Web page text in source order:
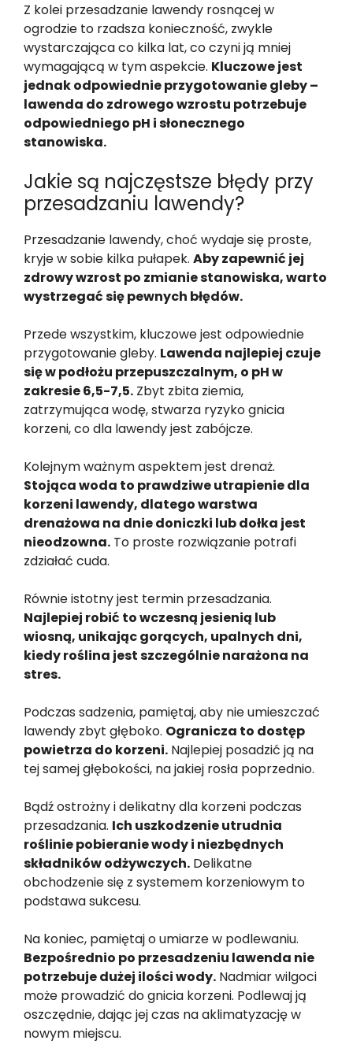
Z kolei przesadzanie lawendy rosnącej w
ogrodzie to rzadsza konieczność, zwykle
wystarczająca co kilka lat, co czyni ją mniej
wymagającą w tym aspekcie. Kluczowe jest
jednak odpowiednie przygotowanie gleby –
lawenda do zdrowego wzrostu potrzebuje
odpowiedniego pH i słonecznego
stanowiska.
Jakie są najczęstsze błędy przy
przesadzaniu lawendy?
Przesadzanie lawendy, choć wydaje się proste,
kryje w sobie kilka pułapek. Aby zapewnić jej
zdrowy wzrost po zmianie stanowiska, warto
wystrzegać się pewnych błędów.
Przede wszystkim, kluczowe jest odpowiednie
przygotowanie gleby. Lawenda najlepiej czuje
się w podłożu przepuszczalnym, o pH w
zakresie 6,5-7,5. Zbyt zbita ziemia,
zatrzymująca wodę, stwarza ryzyko gnicia
korzeni, co dla lawendy jest zabójcze.
Kolejnym ważnym aspektem jest drenaż.
Stojąca woda to prawdziwe utrapienie dla
korzeni lawendy, dlatego warstwa
drenażowa na dnie doniczki lub dołka jest
nieodzowna. To proste rozwiązanie potrafi
zdziałać cuda.
Równie istotny jest termin przesadzania.
Najlepiej robić to wczesną jesienią lub
wiosną, unikając gorących, upalnych dni,
kiedy roślina jest szczególnie narażona na
stres.
Podczas sadzenia, pamiętaj, aby nie umieszczać
lawendy zbyt głęboko. Ogranicza to dostęp
powietrza do korzeni. Najlepiej posadzić ją na
tej samej głębokości, na jakiej rosła poprzednio.
Bądź ostrożny i delikatny dla korzeni podczas
przesadzania. Ich uszkodzenie utrudnia
roślinie pobieranie wody i niezbędnych
składników odżywczych. Delikatne
obchodzenie się z systemem korzeniowym to
podstawa sukcesu.
Na koniec, pamiętaj o umiarze w podlewaniu.
Bezpośrednio po przesadzeniu lawenda nie
potrzebuje dużej ilości wody. Nadmiar wilgoci
może prowadzić do gnicia korzeni. Podlewaj ją
oszczędnie, dając jej czas na aklimatyzację w
nowym miejscu.